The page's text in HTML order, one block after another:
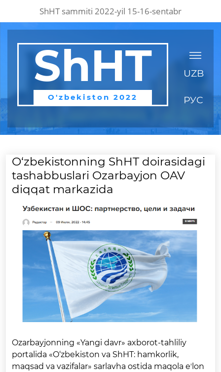
ShHT sammiti 2022-yil 15-16-sentabr
ShHT
O'zbekiston 2022
UZB
РУС
O‘zbekistonning ShHT doirasidagi
tashabbuslari Ozarbayjon OAV
diqqat markazida
Ozarbayjonning «Yangi davr» axborot-tahliliy
portalida «O‘zbekiston va ShHT: hamkorlik,
maqsad va vazifalar» sarlavha ostida maqola eʼlon